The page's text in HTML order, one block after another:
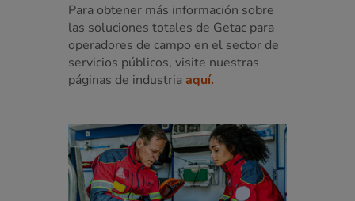
Para obtener más información sobre
las soluciones totales de Getac para
operadores de campo en el sector de
servicios públicos, visite nuestras
páginas de industriaaquí.